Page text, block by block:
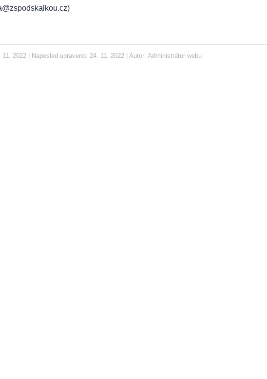
2022 | Naposled upraveno: 24. 11. 2022 | Autor: Administrátor webu